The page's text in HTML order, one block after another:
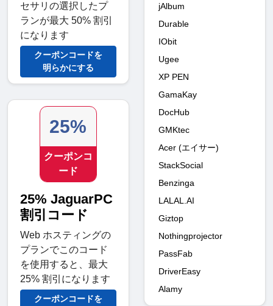
セサリの選択したプ
ランが最大 50% 割引
になります
クーポンコードを
明らかにする
25%
クーポンコ
ード
25% JaguarPC
割引コード
Web ホスティングの
プランでこのコード
を使用すると、最大
25% 割引になります
クーポンコードを
jAlbum
Durable
IObit
Ugee
XP PEN
GamaKay
DocHub
GMKtec
Acer (エイサー)
StackSocial
Benzinga
LALAL.AI
Giztop
Nothingprojector
PassFab
DriverEasy
Alamy